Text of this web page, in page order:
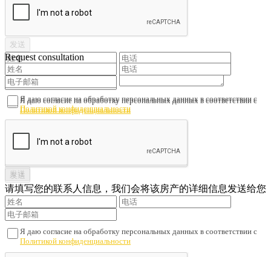
Request consultation
Я даю согласие на обработку персональных данных в соответствии с
Политикой конфиденциальности
Я даю согласие на обработку персональных данных в соответствии с
Политикой конфиденциальности
请填写您的联系人信息，我们会将该房产的详细信息发送给您
Я даю согласие на обработку персональных данных в соответствии с
Политикой конфиденциальности